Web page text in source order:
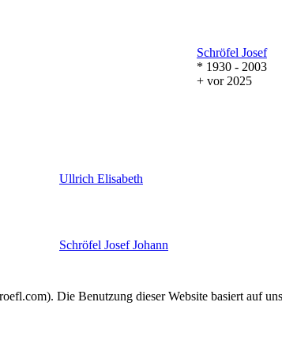
Schröfel Josef
* 1930 - 2003
+ vor 2025
Ullrich Elisabeth
Schröfel Josef Johann
. Die Benutzung dieser Website basiert auf